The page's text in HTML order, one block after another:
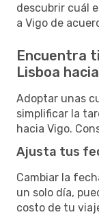
descubrir cuál
a Vigo de
Encuentra
Lisboa
Adoptar unas
simplificar la
hacia Vigo.
Ajusta tus
Cambiar la
un solo día,
costo de tu